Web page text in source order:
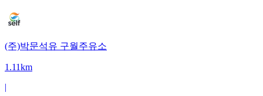
(주)박문석유 구월주유소
1.11km
|